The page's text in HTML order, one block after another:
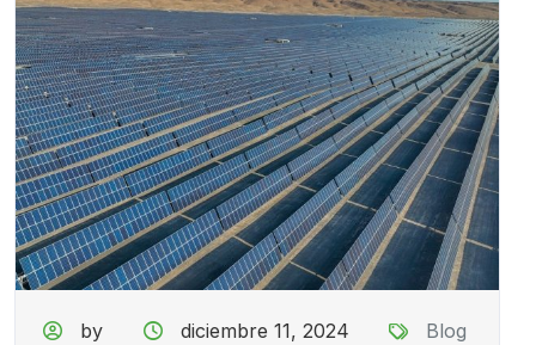
by diciembre 11, 2024 Blog